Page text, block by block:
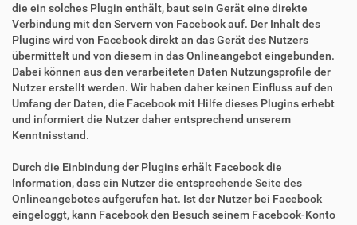
die ein solches Plugin enthält, baut sein Gerät eine direkte
Verbindung mit den Servern von Facebook auf. Der Inhalt des
Plugins wird von Facebook direkt an das Gerät des Nutzers
übermittelt und von diesem in das Onlineangebot eingebunden.
Dabei können aus den verarbeiteten Daten Nutzungsprofile der
Nutzer erstellt werden. Wir haben daher keinen Einfluss auf den
Umfang der Daten, die Facebook mit Hilfe dieses Plugins erhebt
und informiert die Nutzer daher entsprechend unserem
Kenntnisstand.
Durch die Einbindung der Plugins erhält Facebook die
Information, dass ein Nutzer die entsprechende Seite des
Onlineangebotes aufgerufen hat. Ist der Nutzer bei Facebook
eingeloggt, kann Facebook den Besuch seinem Facebook-Konto